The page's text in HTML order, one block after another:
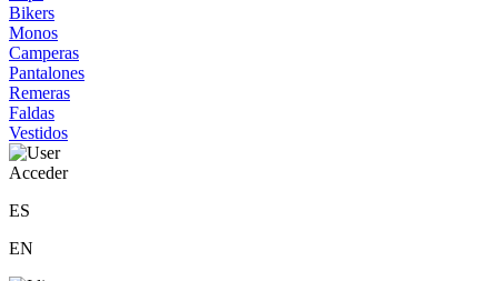
Bikers
Monos
Camperas
Pantalones
Remeras
Faldas
Vestidos
Acceder
ES
EN